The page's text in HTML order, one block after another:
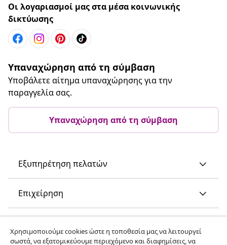
Οι λογαριασμοί μας στα μέσα κοινωνικής
δικτύωσης
Υπαναχώρηση από τη σύμβαση
Υποβάλετε αίτημα υπαναχώρησης για την
παραγγελία σας.
Υπαναχώρηση από τη σύμβαση
Εξυπηρέτηση πελατών
Επιχείρηση
Χρησιμοποιούμε cookies ώστε η τοποθεσία μας να λειτουργεί
σωστά, να εξατομικεύουμε περιεχόμενο και διαφημίσεις, να